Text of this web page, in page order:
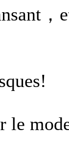
，
le